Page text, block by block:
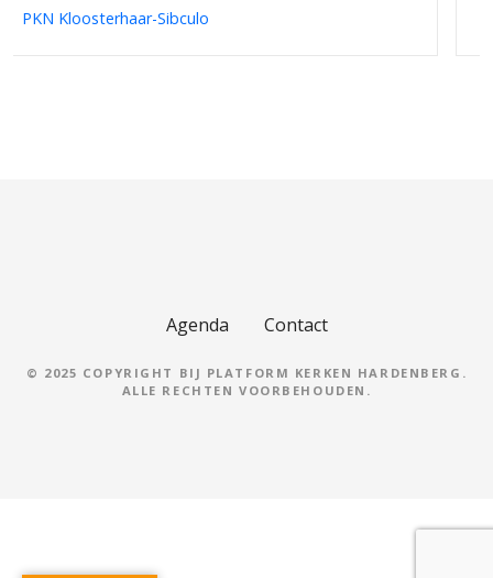
Agenda Contact
© 2025 COPYRIGHT BIJ PLATFORM KERKEN HARDENBERG.
ALLE RECHTEN VOORBEHOUDEN.